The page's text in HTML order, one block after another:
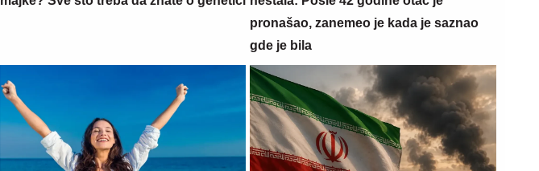
pronašao, zanemeo je kada je saznao
gde je bila